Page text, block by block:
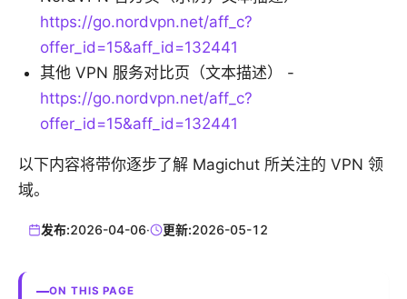
https://go.nordvpn.net/aff_c?
offer_id=15&aff_id=132441
其他 VPN 服务对比页（文本描述） -
https://go.nordvpn.net/aff_c?
offer_id=15&aff_id=132441
以下内容将带你逐步了解 Magichut 所关注的 VPN 领
域。
发布:2026-04-06· 更新:2026-05-12
ON THIS PAGE